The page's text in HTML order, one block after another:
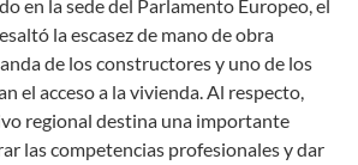
en la sede del Parlamento Europeo, el
la escasez de mano de obra
de los constructores y uno de los
el acceso a la vivienda. Al respecto,
regional destina una importante
las competencias profesionales y dar